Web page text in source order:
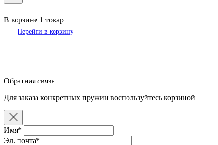
В корзине 1 товар
Перейти в корзину
Обратная связь
Для заказа конкретных пружин воспользуйтесь корзиной
Имя*
Эл. почта*